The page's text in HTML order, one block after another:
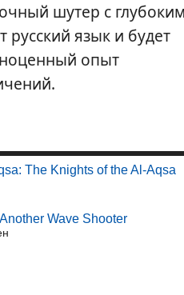
шутер с
язык и будет
опыт
The Knights of the Al-Aqsa
Wave Shooter